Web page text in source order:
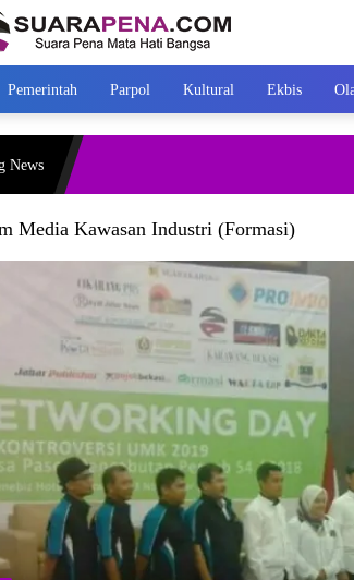
Pemerintah Parpol Kultural Ekbis
News
Media Kawasan Industri (Formasi)